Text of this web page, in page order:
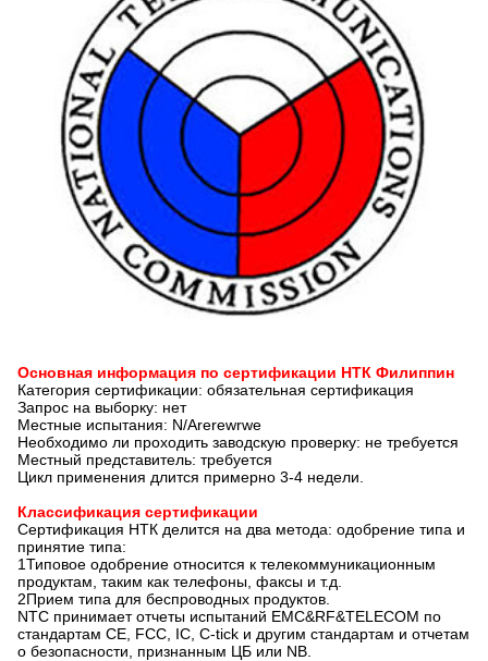
Основная информация по сертификации НТК Филиппин
Категория сертификации: обязательная сертификация
Запрос на выборку: нет
Местные испытания: N/Arerewrwe
Необходимо ли проходить заводскую проверку: не требуется
Местный представитель: требуется
Цикл применения длится примерно 3-4 недели.
Классификация сертификации
Сертификация НТК делится на два метода: одобрение типа и
принятие типа:
1Типовое одобрение относится к телекоммуникационным
продуктам, таким как телефоны, факсы и т.д.
2Прием типа для беспроводных продуктов.
NTC принимает отчеты испытаний EMC&RF&TELECOM по
стандартам CE, FCC, IC, C-tick и другим стандартам и отчетам
о безопасности, признанным ЦБ или NB.